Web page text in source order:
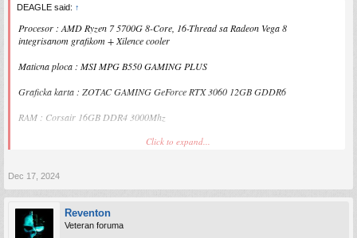
DEAGLE said: ↑
Procesor : AMD Ryzen 7 5700G 8-Core, 16-Thread sa Radeon Vega 8
integrisanom grafikom + Xilence cooler
Maticna ploca : MSI MPG B550 GAMING PLUS
Graficka karta : ZOTAC GAMING GeForce RTX 3060 12GB GDDR6
RAM : Corsair 16GB DDR4 3000Mhz
Napajanje : Be quiet! Pure power 11, 600W, 80+ Gold, ATX
Kuciste : C-3 SAPHIR 3 RGB coolera , kaljeno
Cijena 1250 KM
Click to expand...
Dec 17, 2024
Reventon
Veteran foruma